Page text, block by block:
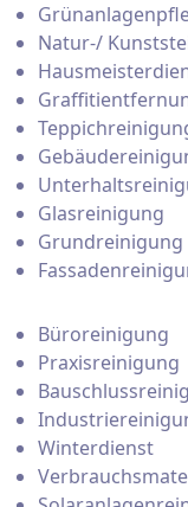
Natur-/
Glasreinigung
Grundreinigung
Büroreinigung
Praxisreinigung
Winterdienst